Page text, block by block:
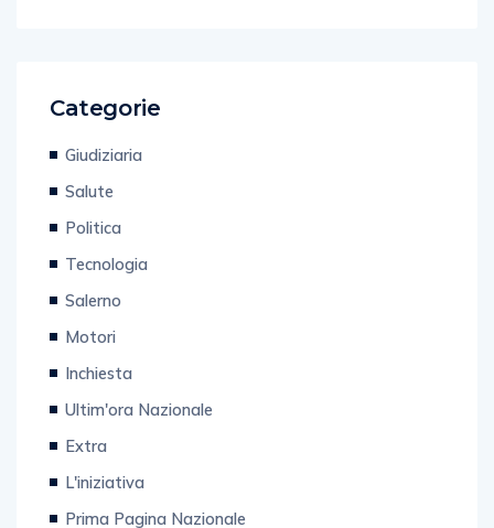
Categorie
Giudiziaria
Salute
Politica
Tecnologia
Salerno
Motori
Inchiesta
Ultim'ora Nazionale
Extra
L'iniziativa
Prima Pagina Nazionale